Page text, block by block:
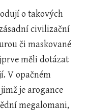
o takových
civilizační
či maskované
měli dotázat
V opačném
je arogance
megalomani,